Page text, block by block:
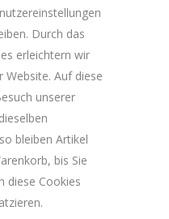
Durch das
erleichtern wir
Website. Auf diese
unserer
bleiben Artikel
bis Sie
diese Cookies